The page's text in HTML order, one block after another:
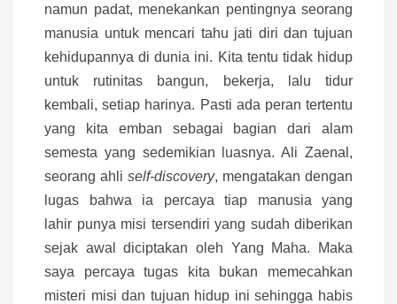
namun padat, menekankan pentingnya seorang
manusia untuk mencari tahu jati diri dan tujuan
kehidupannya di dunia ini. Kita tentu tidak hidup
untuk rutinitas bangun, bekerja, lalu tidur
kembali, setiap harinya. Pasti ada peran tertentu
yang kita emban sebagai bagian dari alam
semesta yang sedemikian luasnya. Ali Zaenal,
seorang ahli self-discovery, mengatakan dengan
lugas bahwa ia percaya tiap manusia yang
lahir punya misi tersendiri yang sudah diberikan
sejak awal diciptakan oleh Yang Maha. Maka
saya percaya tugas kita bukan memecahkan
misteri misi dan tujuan hidup ini sehingga habis